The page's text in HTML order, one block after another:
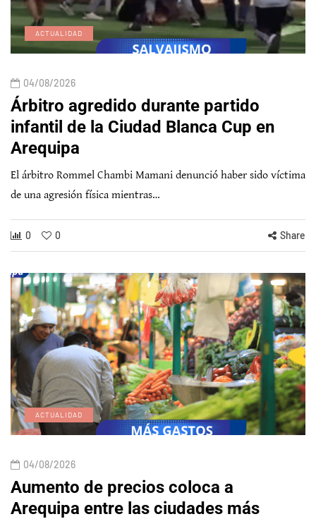
ACTUALIDAD
04/08/2026
Árbitro agredido durante partido
infantil de la Ciudad Blanca Cup en
Arequipa
El árbitro Rommel Chambi Mamani denunció haber sido víctima
de una agresión física mientras…
0 0 Share
ACTUALIDAD
04/08/2026
Aumento de precios coloca a
Arequipa entre las ciudades más